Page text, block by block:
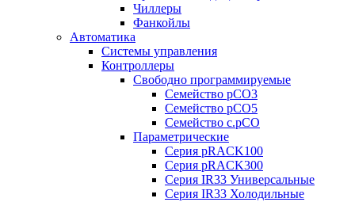
Чиллеры
Фанкойлы
Автоматика
Системы управления
Контроллеры
Свободно программируемые
Семейство pCO3
Семейство pCO5
Семейство c.pCO
Параметрические
Серия pRACK100
Серия pRACK300
Серия IR33 Универсальные
Серия IR33 Холодильные